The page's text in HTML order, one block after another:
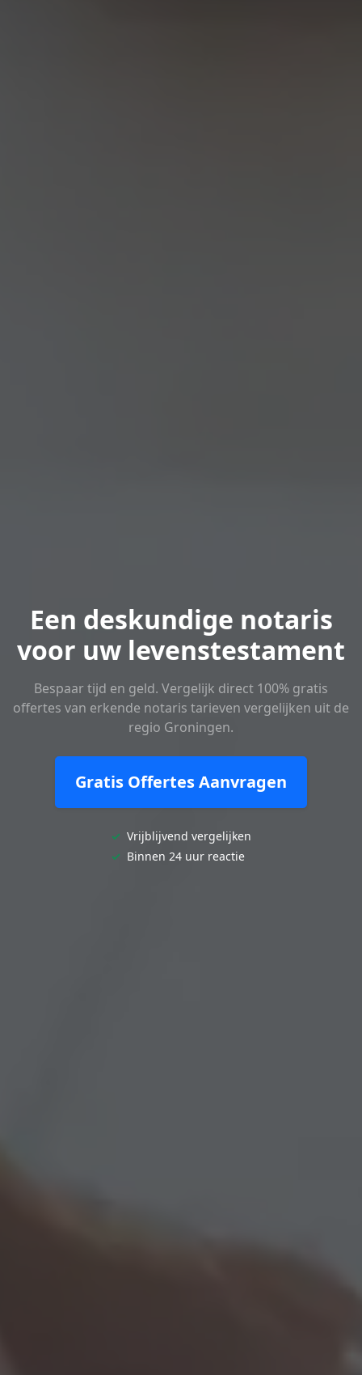
Een deskundige notaris
voor uw levenstestament
Bespaar tijd en geld. Vergelijk direct 100% gratis
offertes van erkende notaris tarieven vergelijken uit de
regio Groningen.
Gratis Offertes Aanvragen
✓ Vrijblijvend vergelijken
✓ Binnen 24 uur reactie